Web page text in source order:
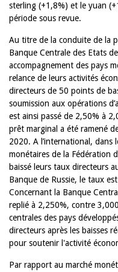
sterling (+1,8%) et le yuan
période sous revue.
Au titre de la conduite de la
Banque Centrale des Etats
accompagnement des pays
relance de leurs activités
directeurs de 50 points de
soumission aux opérations
est ainsi passé de 2,50% à
prêt marginal a été ramené
2020. A l’international, dans
monétaires de la Fédération
baissé leurs taux directeurs
Banque de Russie, le taux
Concernant la Banque
replié à 2,250%, contre
centrales des pays
directeurs après les baisses
pour soutenir l'activité
Par rapport au marché